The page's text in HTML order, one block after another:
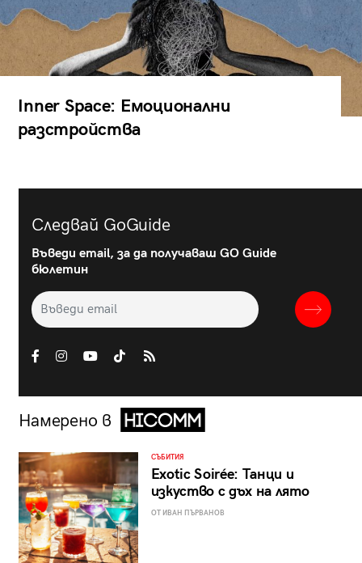
Inner Space: Емоционални
разстройства
Следвай GoGuide
Въведи email, за да получаваш GO Guide
бюлетин
Намерено в
СЪБИТИЯ
Exotic Soirée: Танци и
изкуство с дъх на лято
ОТ ИВАН ПЪРВАНОВ